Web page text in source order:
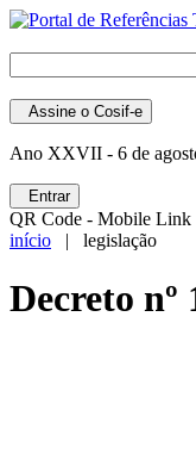
Assine o Cosif-e
Ano XXVII - 6 de
Entrar
QR Code - Mobile Link
início | legislação
Decreto nº